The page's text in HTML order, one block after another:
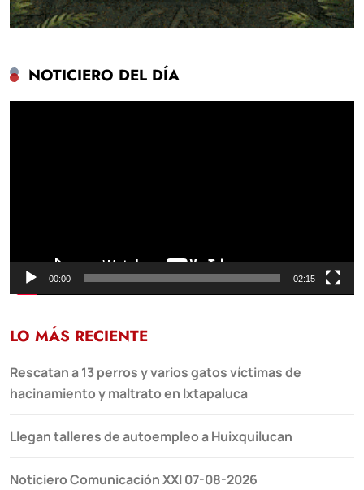
NOTICIERO DEL DÍA
00:00 02:15
LO MÁS RECIENTE
Rescatan a 13 perros y varios gatos víctimas de
hacinamiento y maltrato en Ixtapaluca
Llegan talleres de autoempleo a Huixquilucan
Noticiero Comunicación XXI 07-08-2026